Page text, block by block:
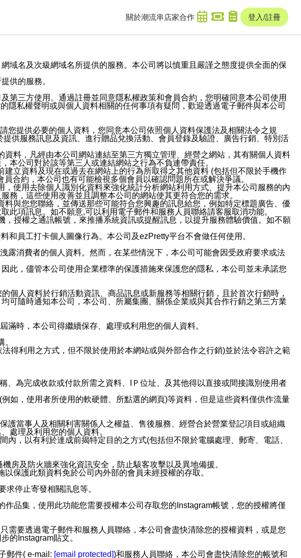
關於潮流串 店家合作 登入/註冊
域名及次級網域名所提供的服務。本公司將以慎重且嚴謹之態度提供全面的保
供的服務。
第三方使用。通過註冊並同意隱私權政策和會員合約，您明確同意本公司使用
私權聲明或與個人資料相關的任何事項有疑問，歡迎透過電子郵件與本公司
提供必要的個人資料，您同意本公司依照個人資料保護法及相關法令之規
供服務訊息及資訊、進行贈品兌換活動、會員登錄及驗證、廣告行銷、特別活
料，凡經由本公司網站連結至第三方獨立管理、經營之網站，其有關個人資料
本公司對於該等第三人或連結網站之行為不負連帶責任。
立資料及現在或過去在網站上的行為所取得之其他資料 (包括但不限於手機作
合約，本公司也有可能檢視多個會員以確認問題所在或解決爭議。
使用去除個人識別化資料來強化統計分析網站利用方式、提升本公司服務的內
務，這些使用改善並且調整本公司的網站使其更符合您的需求。
與您您聯絡，並傳送那些可能符合您興趣的訊息給您，例如特定標題廣告、優
項訊息。如不願意,可以利用電子郵件和服務人員聯絡請客服取消功能。
授權之通訊帳號，來推播系統資訊或提醒訊息，以提升服務體驗價值。如不願
員工打卡個人圖像行為。本公司及ezPretty平台不會做任何使用。
露消費者的個人資料。然而，在某些情況下，本公司可能會因受政府要求或法
此，儘管本公司使用企業標準的保護措施來保護您的隱私，本公司並未承諾您
個人資料於行銷活動資訊、商品訊息或新服務等相關行銷，且於首次行銷時，
可隨時通知本公司，本公司、所屬集團、關係企業或與其合作行銷之第三方業
時，本公司得繼續保存、處理或利用您的個人資料。
得利用之方式，但不限於使用於本網站或與外部合作之行銷)並於法令容許之範
為完成收款或付款所需之資料、IＰ位址、及其他得以直接或間接識別使用者
如，使用者所使用的軟硬體、所點選的網頁)等資料，但是這些資料僅供作流量
護當事人及相關利害關係人之權益、售後服務、經營合於營業登記項目或組織
處理及利用您的個人資料。
，以有利於達成前揭特定目的之方式(包括但不限於電腦處理、郵寄、電話、
房及防火牆來強化資訊安全，防止駭客攻擊以及異地備援。
保護此類資料免於公司內外部的會員未經授權的存取。
停止寄發相關訊息等。
品集，使用此功能您需要授權本公司存取您的Instagram帳號，您的授權將僅
需要透過電子郵件和服務人員聯絡，本公司會盡快清除您的授權資料，或是您
的Instagram貼文。
郵件( e-mail: [email protected])和服務人員聯絡，本公司會盡快清除您的帳號和